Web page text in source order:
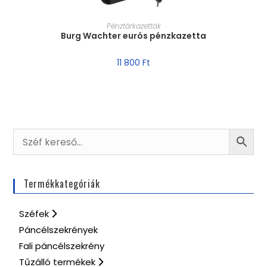
MÉRET VÁLASZTÁSA
Pénztárkazetták
Burg Wachter eurós pénzkazetta
11 800 Ft
Termékkategóriák
Széfek
Páncélszekrények
Fali páncélszekrény
Tűzálló termékek